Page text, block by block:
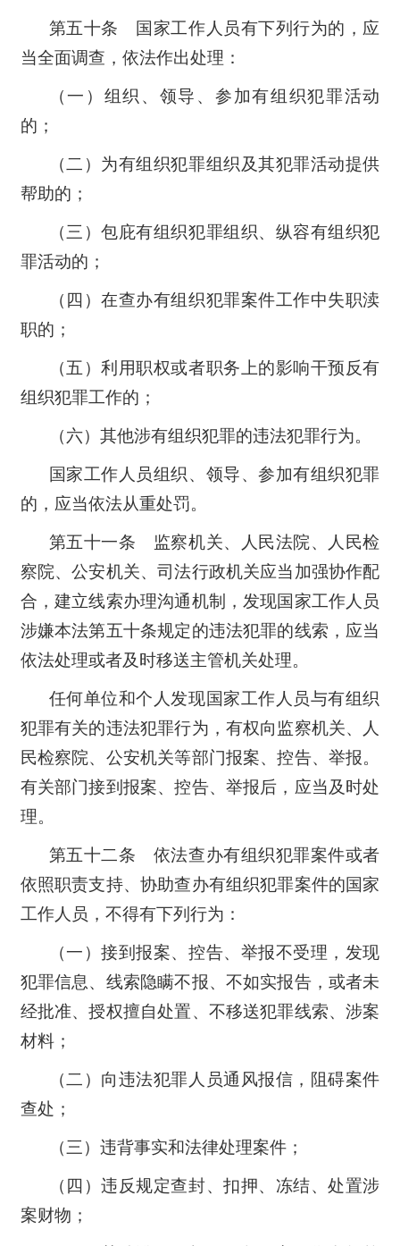
第五十条 国家工作人员有下列行为的，应
当全面调查，依法作出处理：
（一）组织、领导、参加有组织犯罪活动
的；
（二）为有组织犯罪组织及其犯罪活动提供
帮助的；
（三）包庇有组织犯罪组织、纵容有组织犯
罪活动的；
（四）在查办有组织犯罪案件工作中失职渎
职的；
（五）利用职权或者职务上的影响干预反有
组织犯罪工作的；
（六）其他涉有组织犯罪的违法犯罪行为。
国家工作人员组织、领导、参加有组织犯罪
的，应当依法从重处罚。
第五十一条 监察机关、人民法院、人民检
察院、公安机关、司法行政机关应当加强协作配
合，建立线索办理沟通机制，发现国家工作人员
涉嫌本法第五十条规定的违法犯罪的线索，应当
依法处理或者及时移送主管机关处理。
任何单位和个人发现国家工作人员与有组织
犯罪有关的违法犯罪行为，有权向监察机关、人
民检察院、公安机关等部门报案、控告、举报。
有关部门接到报案、控告、举报后，应当及时处
理。
第五十二条 依法查办有组织犯罪案件或者
依照职责支持、协助查办有组织犯罪案件的国家
工作人员，不得有下列行为：
（一）接到报案、控告、举报不受理，发现
犯罪信息、线索隐瞒不报、不如实报告，或者未
经批准、授权擅自处置、不移送犯罪线索、涉案
材料；
（二）向违法犯罪人员通风报信，阻碍案件
查处；
（三）违背事实和法律处理案件；
（四）违反规定查封、扣押、冻结、处置涉
案财物；